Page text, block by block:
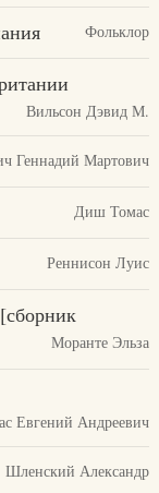
Фольклор
Вильсон Дэвид М.
Геннадий Мартович
Диш Томас
Реннисон Луис
Моранте Эльза
Евгений Андреевич
Шленский Александр